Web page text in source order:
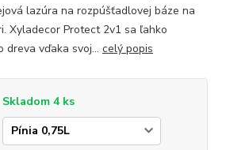
lazúra na rozpúšťadlovej báze na
Xyladecor Protect 2v1 sa ľahko
vďaka svoj... celý popis
Skladom 4 ks